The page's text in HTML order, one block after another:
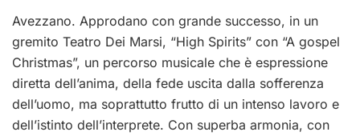
Avezzano. Approdano con grande successo, in un
gremito Teatro Dei Marsi, “High Spirits” con “A gospel
Christmas”, un percorso musicale che è espressione
diretta dell’anima, della fede uscita dalla sofferenza
dell’uomo, ma soprattutto frutto di un intenso lavoro e
dell’istinto dell’interprete. Con superba armonia, con